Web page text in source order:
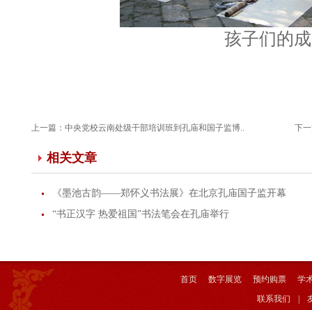
孩子们的
上一篇： 中央党校云南处级干部培训班到孔庙和国子监博.. 下
相关文章
《墨池古韵——郑怀义书法展》在北京孔庙国子监开幕
“书正汉字 热爱祖国”书法笔会在孔庙举行
首页 数字展览 预约购票
学
联系我们